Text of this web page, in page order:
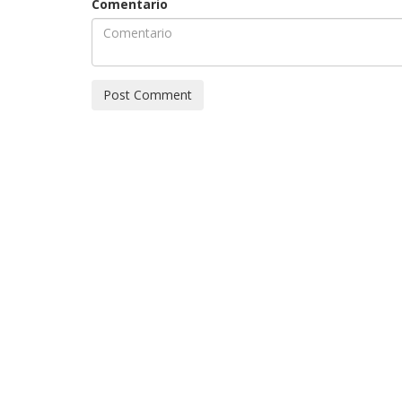
Comentario
Post Comment